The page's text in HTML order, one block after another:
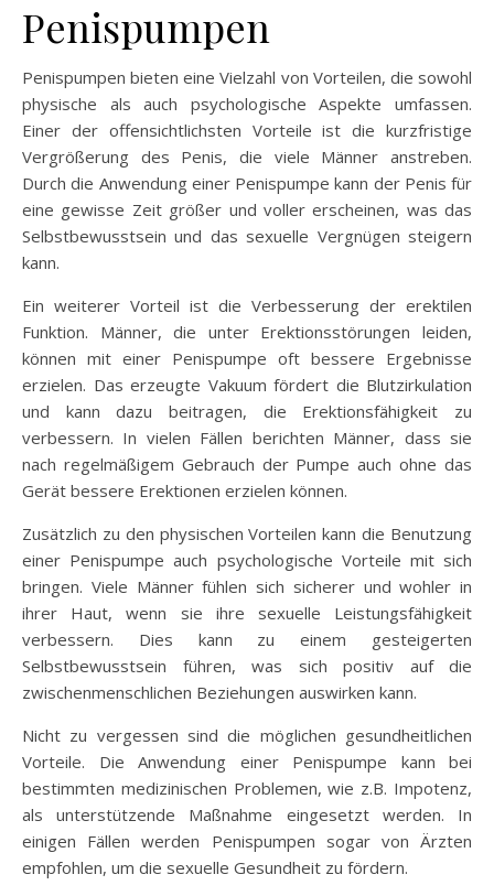
Penispumpen
Penispumpen bieten eine Vielzahl von Vorteilen, die sowohl
physische als auch psychologische Aspekte umfassen.
Einer der offensichtlichsten Vorteile ist die kurzfristige
Vergrößerung des Penis, die viele Männer anstreben.
Durch die Anwendung einer Penispumpe kann der Penis für
eine gewisse Zeit größer und voller erscheinen, was das
Selbstbewusstsein und das sexuelle Vergnügen steigern
kann.
Ein weiterer Vorteil ist die Verbesserung der erektilen
Funktion. Männer, die unter Erektionsstörungen leiden,
können mit einer Penispumpe oft bessere Ergebnisse
erzielen. Das erzeugte Vakuum fördert die Blutzirkulation
und kann dazu beitragen, die Erektionsfähigkeit zu
verbessern. In vielen Fällen berichten Männer, dass sie
nach regelmäßigem Gebrauch der Pumpe auch ohne das
Gerät bessere Erektionen erzielen können.
Zusätzlich zu den physischen Vorteilen kann die Benutzung
einer Penispumpe auch psychologische Vorteile mit sich
bringen. Viele Männer fühlen sich sicherer und wohler in
ihrer Haut, wenn sie ihre sexuelle Leistungsfähigkeit
verbessern. Dies kann zu einem gesteigerten
Selbstbewusstsein führen, was sich positiv auf die
zwischenmenschlichen Beziehungen auswirken kann.
Nicht zu vergessen sind die möglichen gesundheitlichen
Vorteile. Die Anwendung einer Penispumpe kann bei
bestimmten medizinischen Problemen, wie z.B. Impotenz,
als unterstützende Maßnahme eingesetzt werden. In
einigen Fällen werden Penispumpen sogar von Ärzten
empfohlen, um die sexuelle Gesundheit zu fördern.